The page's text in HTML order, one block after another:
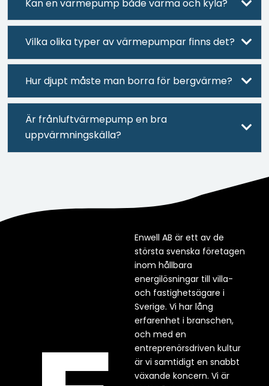
Kan en värmepump både värma och kyla?
Vilka olika typer av värmepumpar finns det?
Hur djupt måste man borra för bergvärme?
Är frånluftvärmepump en bra
uppvärmningskälla?
Enwell AB är ett av de
största svenska företagen
inom hållbara
energilösningar till villa-
och fastighetsägare i
Sverige. Vi har lång
erfarenhet i branschen,
och med en
entreprenörsdriven kultur
är vi samtidigt en snabbt
växande koncern. Vi är